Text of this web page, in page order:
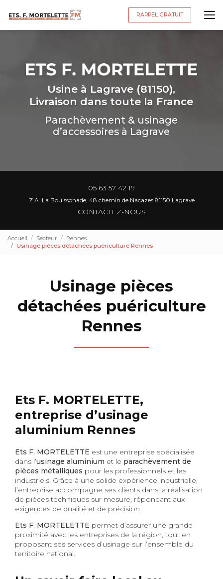
principal
RAPPEL GRATUIT
Usine à Lagrave (81150),
Livraison dans toute la France
Parachèvement & usinage
d’accessoires à Lagrave
05 63 57 42 19
Z.A. La Bouissonade, 48 chemin de Nacazes 81150 Lagrave
CONTACTEZ-NOUS
Accueil Secteur
Rennes
Usinage pièces détachées puériculture Rennes
Usinage pièces
détachées puériculture
Rennes
Ets F. MORTELETTE,
entreprise d’usinage
aluminium Rennes
Ets F. MORTELETTE est une entreprise spécialisée
dans l’usinage aluminium et le parachèvement de
pièces métalliques pour les professionnels et les
industriels. Grâce à une solide expérience industrielle,
l’entreprise accompagne ses clients dans la réalisation
de pièces techniques sur mesure, répondant aux
exigences de qualité et de précision.
Ets F. MORTELETTE permet d’assurer une grande
proximité avec les entreprises de la région, tout en
proposant ses services d’usinage sur l’ensemble du
territoire national.